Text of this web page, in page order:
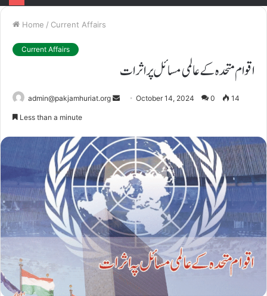
Home / Current Affairs
Current Affairs
اقوام متحدہ کے عالمی مسائل پر اثرات
admin@pakjamhuriat.org
SendOctober 14, 2024 0 14
Less than a minute